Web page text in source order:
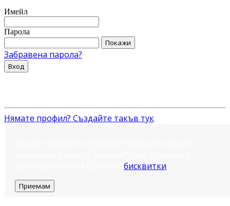
Имейл
Парола
Покажи
Забравена парола?
Вход
Нямате профил? Създайте такъв тук
бисквитки
Приемам